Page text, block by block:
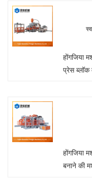
होंगजिया
प्रेस ब्लॉक
होंगजिया
बनाने की